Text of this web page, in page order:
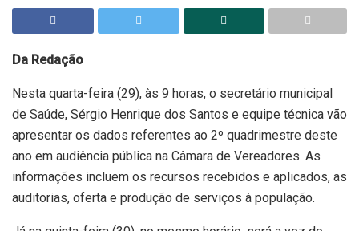
Da Redação
Nesta quarta-feira (29), às 9 horas, o secretário municipal
de Saúde, Sérgio Henrique dos Santos e equipe técnica vão
apresentar os dados referentes ao 2º quadrimestre deste
ano em audiência pública na Câmara de Vereadores. As
informações incluem os recursos recebidos e aplicados, as
auditorias, oferta e produção de serviços à população.